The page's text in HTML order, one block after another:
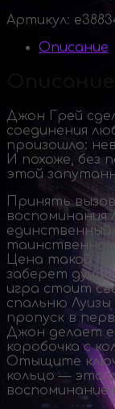
Артикул:
Описание
Джон Грей
соединения
произошло:
И похоже, без
этой
Принять
воспоминания
Цена такой
заберет
игра стоит
спальню
пропуск в
Джон делает
коробочка с
Отыщите ключ
кольцо — это
воспоминание